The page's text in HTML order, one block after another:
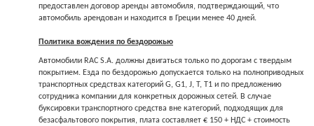
предоставлен договор аренды автомобиля, подтверждающий, что
автомобиль арендован и находится в Греции менее 40 дней.
Политика вождения по бездорожью
Автомобили RAC S.A. должны двигаться только по дорогам с твердым
покрытием. Езда по бездорожью допускается только на полноприводных
транспортных средствах категорий G, G1, J, T, T1 и по предложению
сотрудника компании для конкретных дорожных сетей. В случае
буксировки транспортного средства вне категорий, подходящих для
безасфальтового покрытия, плата составляет € 150 + НДС + стоимость